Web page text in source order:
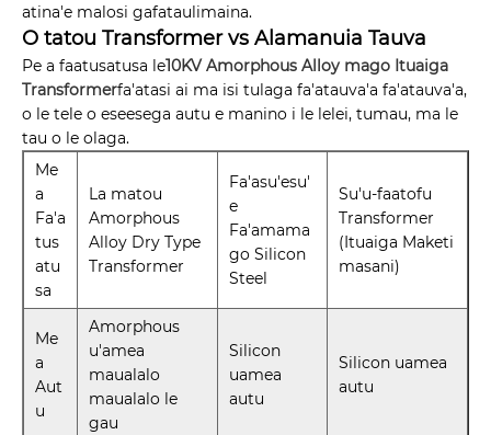
atina'e malosi gafataulimaina.
O tatou Transformer vs Alamanuia Tauva
Pe a faatusatusa le10KV Amorphous Alloy mago Ituaiga
Transformerfa'atasi ai ma isi tulaga fa'atauva'a fa'atauva'a,
o le tele o eseesega autu e manino i le lelei, tumau, ma le
tau o le olaga.
Me
a
Fa'a
tus
atu
sa
La matou
Amorphous
Alloy Dry Type
Transformer
Fa'asu'esu'
e
Fa'amama
go Silicon
Steel
Su'u-faatofu
Transformer
(Ituaiga Maketi
masani)
Me
a
Aut
u
Amorphous
u'amea
maualalo
maualalo le
gau
Silicon
uamea
autu
Silicon uamea
autu